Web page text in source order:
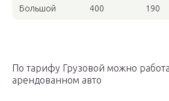
Большой 400 190
По тарифу Грузовой можно
арендованном авто